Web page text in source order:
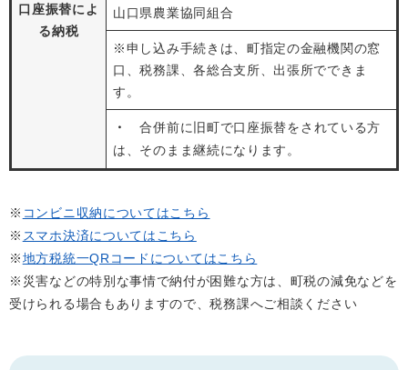
口座振替によ
る納税
山口県農業協同組合
※申し込み手続きは、町指定の金融機関の窓
口、税務課、各総合支所、出張所でできま
す。
・
合併前に旧町で口座振替をされている方
は、そのまま継続になります。
※ コンビニ収納についてはこちら
※ スマホ決済についてはこちら
※地方税統一QRコードについてはこちら
※災害などの特別な事情で納付が困難な方は、町税の減免などを
受けられる場合もありますので、税務課へご相談ください